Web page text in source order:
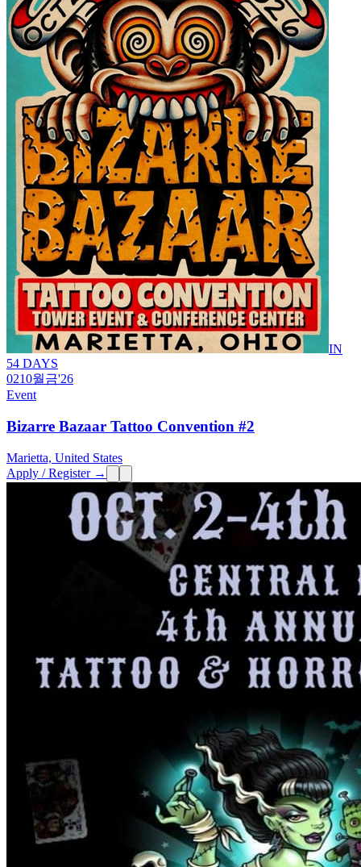
IN
54 DAYS
0210월금'26
Event
Bizarre Bazaar Tattoo Convention #2
Marietta, United States
Apply / Register →